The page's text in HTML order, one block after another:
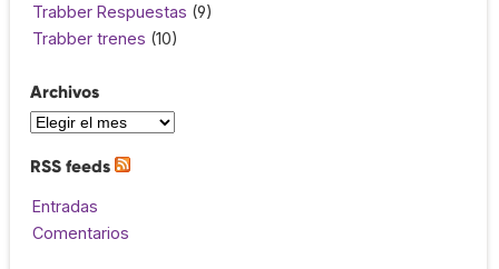
Trabber Respuestas (9)
Trabber trenes (10)
Archivos
RSS feeds
Entradas
Comentarios